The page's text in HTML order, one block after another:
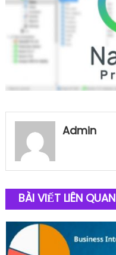
Admin
BÀI VIẾT LIÊN QUAN